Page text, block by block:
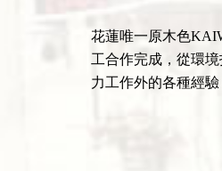
花蓮唯一原木色
工合作完成，從環
力工作外的各種經